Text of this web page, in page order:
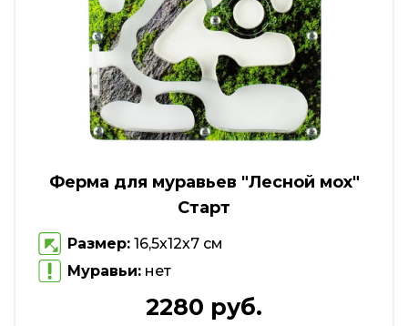
Ферма для муравьев "Лесной мох"
Старт
Размер: 16,5х12х7 см
Муравьи: нет
2280 руб.